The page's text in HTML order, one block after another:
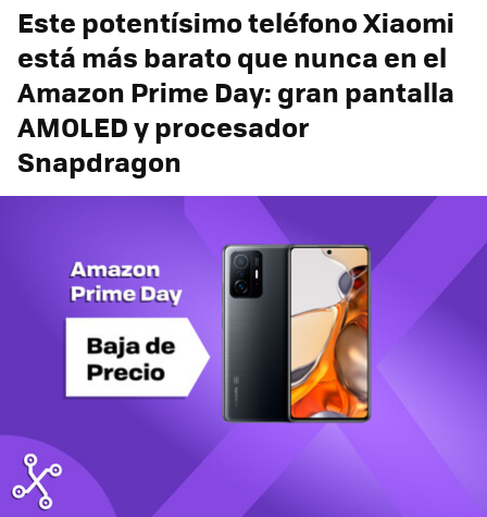
Este potentísimo teléfono Xiaomi
está más barato que nunca en el
Amazon Prime Day: gran pantalla
AMOLED y procesador
Snapdragon